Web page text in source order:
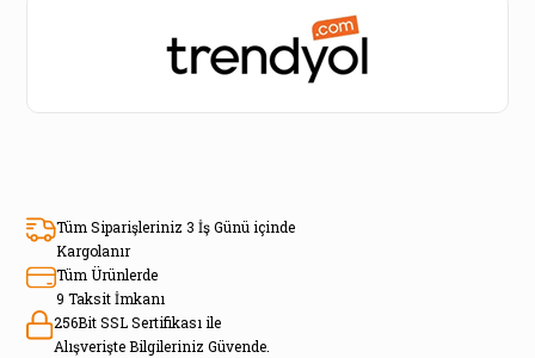
Tüm Siparişleriniz 3 İş Günü içinde
Kargolanır
Tüm Ürünlerde
9 Taksit İmkanı
256Bit SSL Sertifikası ile
Alışverişte Bilgileriniz Güvende.